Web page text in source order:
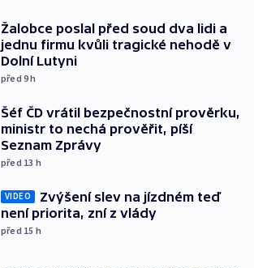
Žalobce poslal před soud dva lidi a
jednu firmu kvůli tragické nehodě v
Dolní Lutyni
před 9h
Šéf ČD vrátil bezpečnostní prověrku,
ministr to nechá prověřit, píší
Seznam Zprávy
před 13 h
VIDEO
Zvýšení slev na jízdném teď
není priorita, zní z vlády
před 15 h